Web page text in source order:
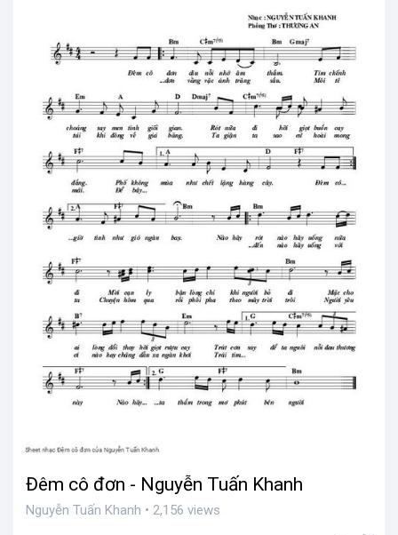
Đêm cô đơn - Nguyễn Tuấn Khanh
Nguyễn Tuấn Khanh • 2,156 views